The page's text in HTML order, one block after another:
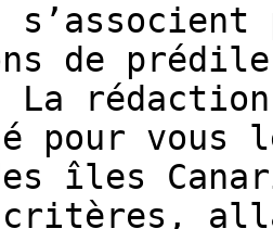
de
La
pour vous
îles
critères,